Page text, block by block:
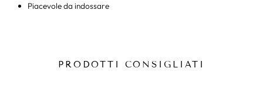
Piacevole da indossare
PRODOTTI CONSIGLIATI